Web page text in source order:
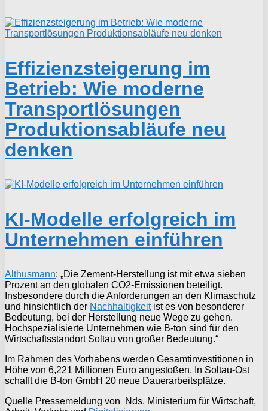
Effizienzsteigerung im
Betrieb: Wie moderne
Transportlösungen
Produktionsabläufe neu
denken
KI-Modelle erfolgreich im
Unternehmen einführen
Althusmann: „Die Zement-Herstellung ist mit etwa sieben
Prozent an den globalen CO2-Emissionen beteiligt.
Insbesondere durch die Anforderungen an den Klimaschutz
und hinsichtlich der Nachhaltigkeitist es von besonderer
Bedeutung, bei der Herstellung neue Wege zu gehen.
Hochspezialisierte Unternehmen wie B-ton sind für den
Wirtschaftsstandort Soltau von großer Bedeutung.“
Im Rahmen des Vorhabens werden Gesamtinvestitionen in
Höhe von 6,221 Millionen Euro angestoßen. In Soltau-Ost
schafft die B-ton GmbH 20 neue Dauerarbeitsplätze.
Quelle Pressemeldung von Nds. Ministerium für Wirtschaft,